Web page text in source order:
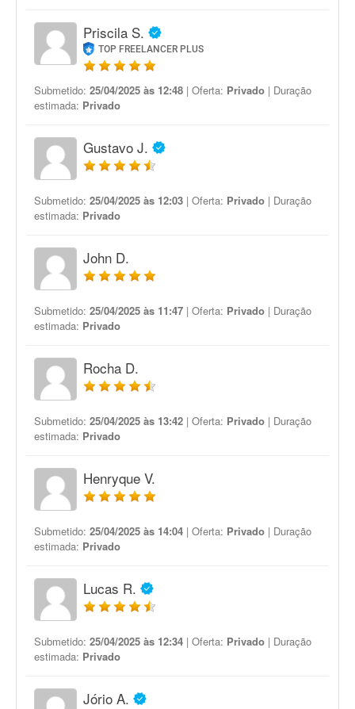
Priscila S.
TOP FREELANCER PLUS
Submetido: 25/04/2025 às 12:48 | Oferta: Privado | Duração
estimada: Privado
Gustavo J.
Submetido: 25/04/2025 às 12:03 | Oferta: Privado | Duração
estimada: Privado
John D.
Submetido: 25/04/2025 às 11:47 | Oferta: Privado | Duração
estimada: Privado
Rocha D.
Submetido: 25/04/2025 às 13:42 | Oferta: Privado | Duração
estimada: Privado
Henryque V.
Submetido: 25/04/2025 às 14:04 | Oferta: Privado | Duração
estimada: Privado
Lucas R.
Submetido: 25/04/2025 às 12:34 | Oferta: Privado | Duração
estimada: Privado
Jório A.